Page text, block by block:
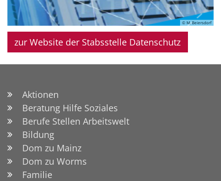
© M. Beiersdorf
zur Website der Stabsstelle Datenschutz
Aktionen
Beratung Hilfe Soziales
Berufe Stellen Arbeitswelt
Bildung
Dom zu Mainz
Dom zu Worms
Familie